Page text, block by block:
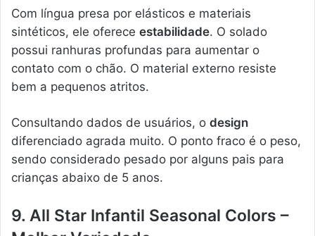
Com língua presa por elásticos e materiais
sintéticos, ele oferece estabilidade. O solado
possui ranhuras profundas para aumentar o
contato com o chão. O material externo resiste
bem a pequenos atritos.
Consultando dados de usuários, o design
diferenciado agrada muito. O ponto fraco é o peso,
sendo considerado pesado por alguns pais para
crianças abaixo de 5 anos.
9. All Star Infantil Seasonal Colors –